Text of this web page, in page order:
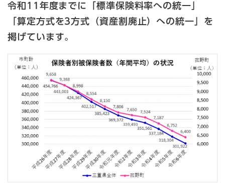
令和11年度までに「標準保険料率への統一」
「算定方式を3方式（資産割廃止）への統一」を
掲げています。